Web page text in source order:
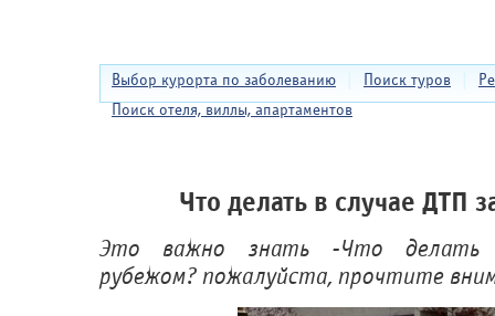
Выбор курорта по заболеванию Поиск туров
Поиск отеля, виллы, апартаментов
Что делать в случае ДТП
Это важно знать -Что
рубежом? пожалуйста, прочтите